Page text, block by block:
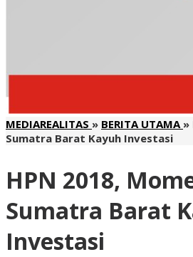
MEDIAREALITAS » BERITA UTAMA »
Sumatra Barat Kayuh Investasi
HPN 2018,
Sumatra Barat
Investasi